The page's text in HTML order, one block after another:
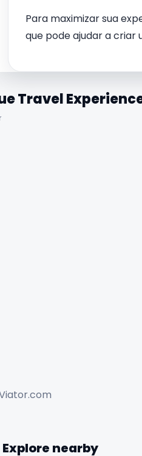
Para maximizar sua
que pode ajudar a criar
Travel
Explore nearby